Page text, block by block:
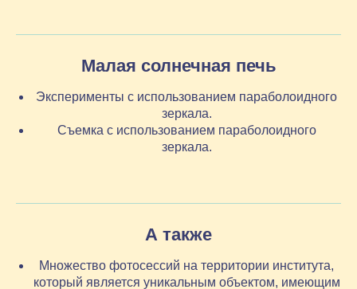
Малая солнечная печь
Эксперименты с использованием параболоидного
зеркала.
Съемка с использованием параболоидного
зеркала.
А также
Множество фотосессий на территории института,
который является уникальным объектом, имеющим